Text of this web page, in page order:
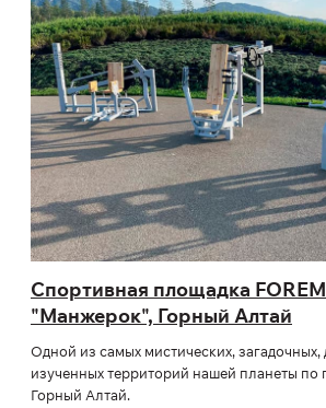
Спортивная площадка
"Манжерок", Горный Алтай
Одной из самых мистических, загадочных,
изученных территорий нашей планеты по
Горный Алтай.